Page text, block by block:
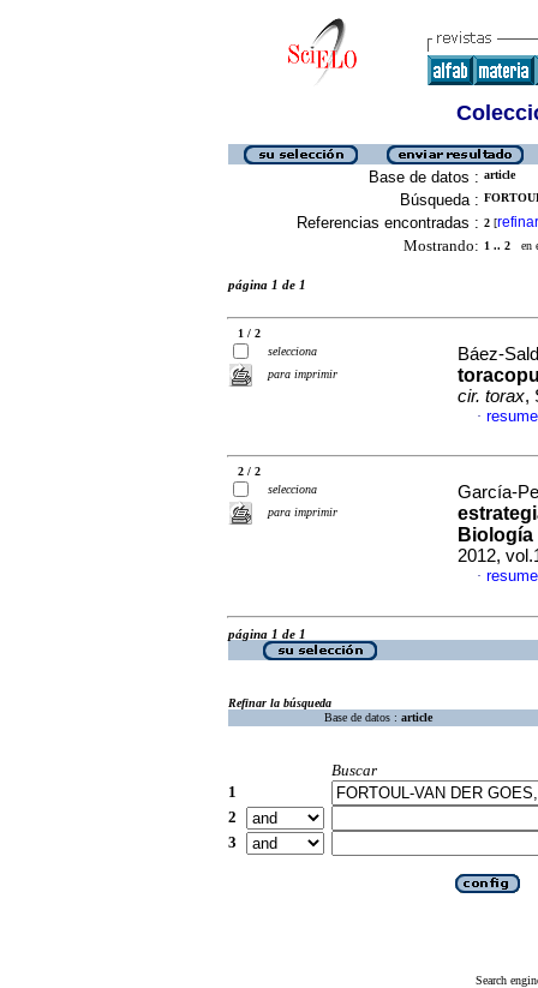
Base de datos : article
Búsqueda :
Referencias encontradas : 2 [refinar
Mostrando: 1 .. 2 en
página 1 de 1
1 / 2
selecciona
para imprimir
Báez-
cir. torax,
·
2 / 2
selecciona
para imprimir
García-
2012,
·
página 1 de 1
Refinar la búsqueda
Base de datos : article
Buscar
1
2
3
Search